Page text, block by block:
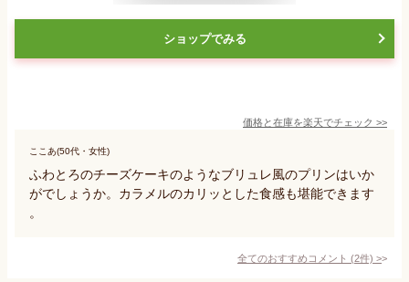
ショップでみる
価格と在庫を楽天でチェック >>
ここあ(50代・女性)
ふわとろのチーズケーキのようなブリュレ風のプリンはいか
がでしょうか。カラメルのカリッとした食感も堪能できます
。
全てのおすすめコメント (2件) >